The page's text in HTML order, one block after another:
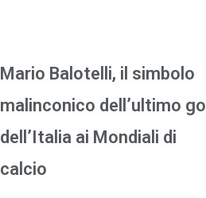
Mario Balotelli, il simbolo
malinconico dell’ultimo gol
dell’Italia ai Mondiali di
calcio